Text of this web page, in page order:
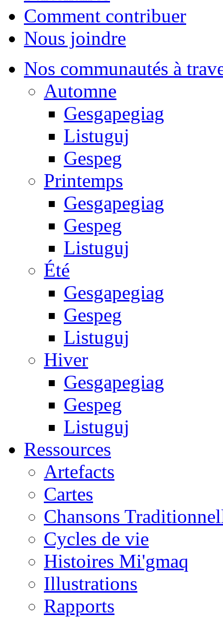
Comment contribuer
Nous joindre
Nos communautés à
Automne
Gesgapegiag
Listuguj
Gespeg
Printemps
Gesgapegiag
Gespeg
Listuguj
Été
Gesgapegiag
Gespeg
Listuguj
Hiver
Gesgapegiag
Gespeg
Listuguj
Ressources
Artefacts
Cartes
Chansons
Cycles de vie
Histoires Mi'gmaq
Illustrations
Rapports